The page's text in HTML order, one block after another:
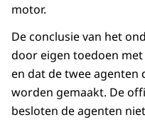
motor.
De conclusie van het
door eigen toedoen
en dat de twee agenten
worden gemaakt. De
besloten de agenten